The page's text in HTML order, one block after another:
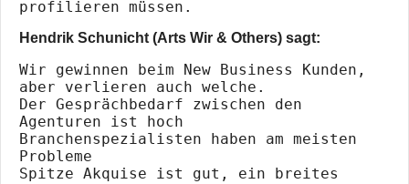
Hendrik Schunicht (Arts Wir & Others) sagt:
Wir gewinnen beim New Business Kunden,
aber verlieren auch welche.
Der Gesprächbedarf zwischen den
Agenturen ist hoch
Branchenspezialisten haben am meisten
Probleme
Spitze Akquise ist gut, ein breites